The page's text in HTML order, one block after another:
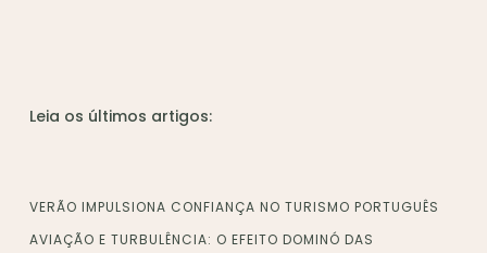
Leia os últimos artigos:
VERÃO IMPULSIONA CONFIANÇA NO TURISMO PORTUGUÊS
AVIAÇÃO E TURBULÊNCIA: O EFEITO DOMINÓ DAS